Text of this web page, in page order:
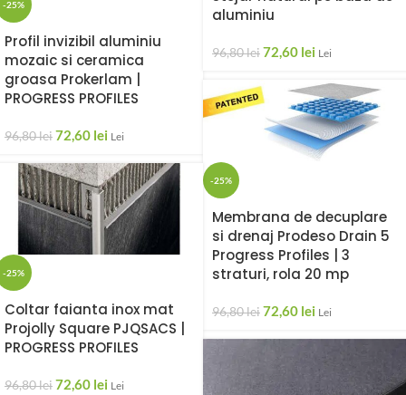
-25%
Profil invizibil aluminiu
mozaic si ceramica
groasa Prokerlam |
PROGRESS PROFILES
96,80lei72,60 lei Lei
aluminiu
96,80lei72,60 lei Lei
-25%
Membrana de decuplare
si drenaj Prodeso Drain 5
Progress Profiles | 3
straturi, rola 20 mp
96,80lei72,60 lei Lei
-25%
Coltar faianta inox mat
Projolly Square PJQSACS |
PROGRESS PROFILES
96,80lei72,60 lei Lei